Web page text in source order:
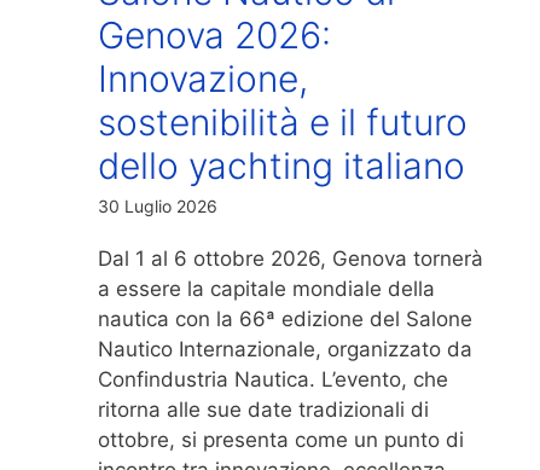
Genova 2026:
Innovazione,
sostenibilità e il futuro
dello yachting italiano
30 Luglio 2026
Dal 1 al 6 ottobre 2026, Genova tornerà
a essere la capitale mondiale della
nautica con la 66ª edizione del Salone
Nautico Internazionale, organizzato da
Confindustria Nautica. L’evento, che
ritorna alle sue date tradizionali di
ottobre, si presenta come un punto di